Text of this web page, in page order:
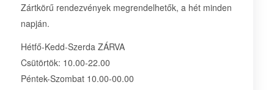
Zártkörű rendezvények megrendelhetők, a hét minden
napján.
Hétfő-Kedd-Szerda ZÁRVA
Csütörtök: 10.00-22.00
Péntek-Szombat 10.00-00.00